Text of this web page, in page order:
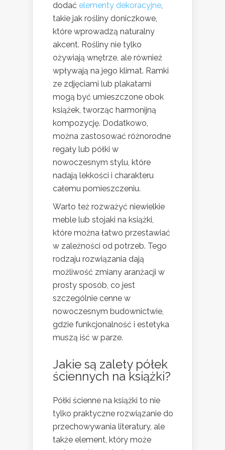
dodać elementy dekoracyjne,
takie jak rośliny doniczkowe,
które wprowadzą naturalny
akcent. Rośliny nie tylko
ożywiają wnętrze, ale również
wpływają na jego klimat. Ramki
ze zdjęciami lub plakatami
mogą być umieszczone obok
książek, tworząc harmonijną
kompozycję. Dodatkowo,
można zastosować różnorodne
regały lub półki w
nowoczesnym stylu, które
nadają lekkości i charakteru
całemu pomieszczeniu.
Warto też rozważyć niewielkie
meble lub stojaki na książki,
które można łatwo przestawiać
w zależności od potrzeb. Tego
rodzaju rozwiązania dają
możliwość zmiany aranżacji w
prosty sposób, co jest
szczególnie cenne w
nowoczesnym budownictwie,
gdzie funkcjonalność i estetyka
muszą iść w parze.
Jakie są zalety półek
ściennych na książki?
Półki ścienne na książki to nie
tylko praktyczne rozwiązanie do
przechowywania literatury, ale
także element, który może